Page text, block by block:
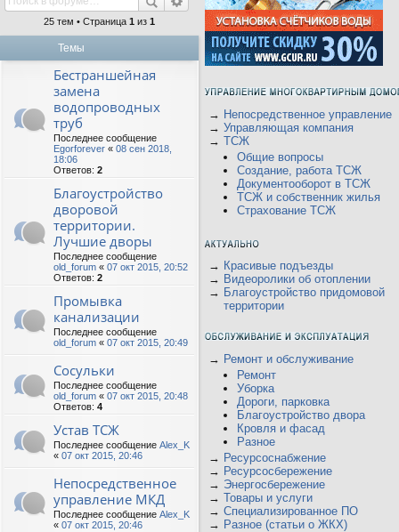
25 тем • Страница 1 из 1
Темы
Бестраншейная
замена
водопроводных
труб
Последнее сообщение
Egorforever « 08 сен 2018,
18:06
Ответов: 2
Благоустройство
дворовой
территории.
Лучшие дворы
Последнее сообщение
old_forum « 07 окт 2015, 20:52
Ответов: 2
Промывка
канализации
Последнее сообщение
old_forum « 07 окт 2015, 20:49
Сосульки
Последнее сообщение
old_forum « 07 окт 2015, 20:48
Ответов: 4
Устав ТСЖ
Последнее сообщение Alex_K
« 07 окт 2015, 20:46
Непосредственное
управление МКД
Последнее сообщение Alex_K
« 07 окт 2015, 20:46
→ Непосредственное управление
→ Управляющая компания
→ ТСЖ
Общие вопросы
Создание, работа ТСЖ
Документооборот в ТСЖ
ТСЖ и собственник жилья
Страхование ТСЖ
→ Красивые подъезды
→ Видеоролики об отоплении
→ Благоустройство придомовой
территории
→ Ремонт и обслуживание
Ремонт
Уборка
Дороги, парковка
Благоустройство двора
Кровля и фасад
Разное
→ Ресурсоснабжение
→ Ресурсосбережение
→ Энергосбережение
→ Товары и услуги
→ Специализированное ПО
→ Разное (статьи о ЖКХ)